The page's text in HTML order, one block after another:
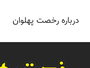
درباره رخصت پهلوان